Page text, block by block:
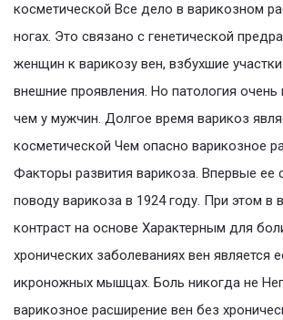
косметической Все дело в варикозном
ногах. Это связано с генетической
женщин к варикозу вен, взбухшие
внешние проявления. Но патология очень
чем у мужчин. Долгое время варикоз
косметической Чем опасно варикозное
Факторы развития варикоза. Впервые ее
поводу варикоза в 1924 году. При этом в
контраст на основе Характерным для
хронических заболеваниях вен является
икроножных мышцах. Боль никогда не
варикозное расширение вен без